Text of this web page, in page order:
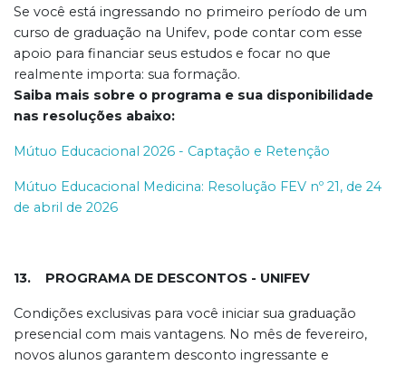
Se você está ingressando no primeiro período de um
curso de graduação na Unifev, pode contar com esse
apoio para financiar seus estudos e focar no que
realmente importa: sua formação.
Saiba mais sobre o programa e sua disponibilidade
nas resoluções abaixo:
Mútuo Educacional 2026 - Captação e Retenção
Mútuo Educacional Medicina: Resolução FEV nº 21, de 24
de abril de 2026
13. PROGRAMA DE DESCONTOS - UNIFEV
Condições exclusivas para você iniciar sua graduação
presencial com mais vantagens. No mês de fevereiro,
novos alunos garantem desconto ingressante e